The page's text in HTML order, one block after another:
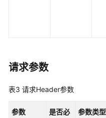
格
请求参数
表3 请求Header参数
参数
是否必
参数类型